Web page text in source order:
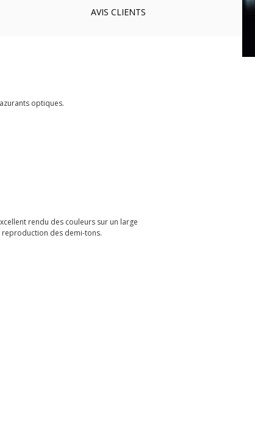
AVIS CLIENTS
optiques.
rendu des couleurs sur un large
reproduction des demi-tons.